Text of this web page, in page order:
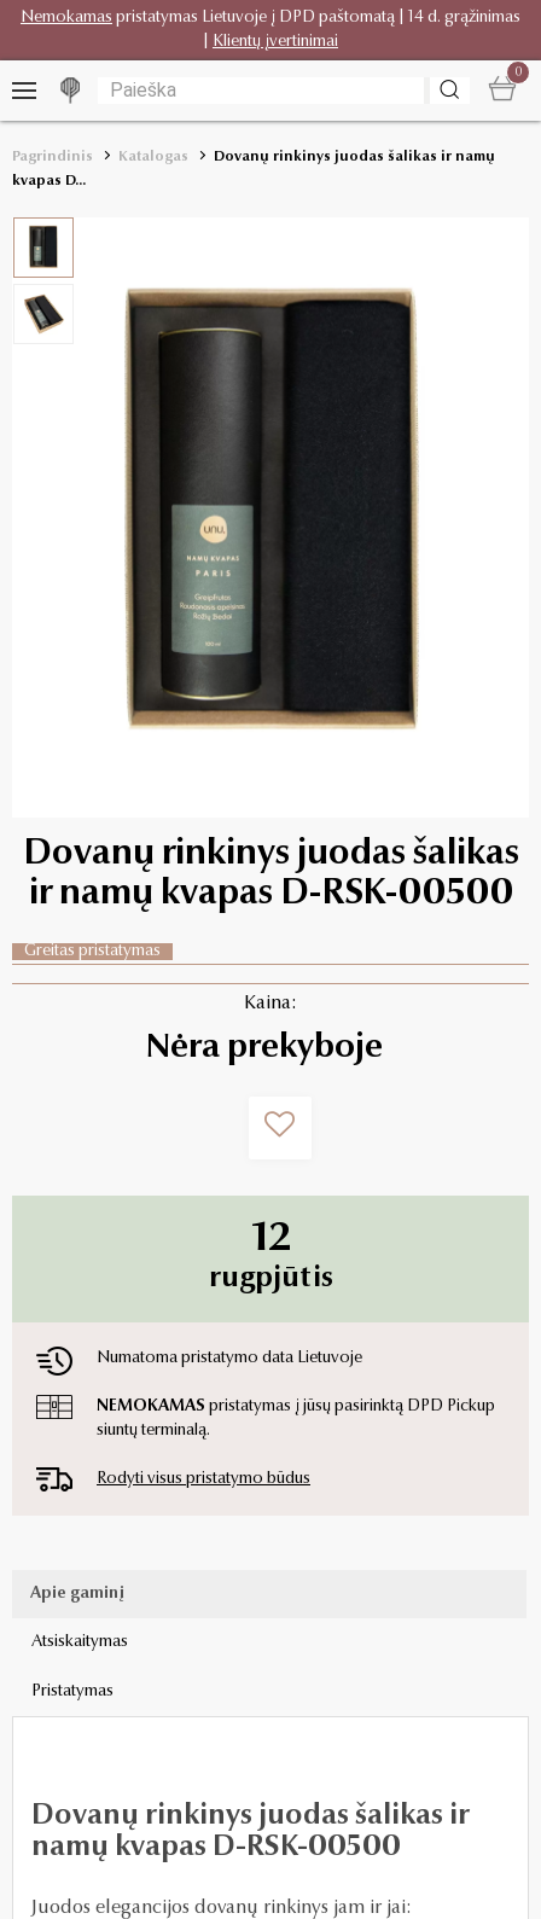
Nemokamas pristatymas Lietuvoje į DPD paštomatą | 14 d. grąžinimas
Klientų įvertinimai
0
Pagrindinis Katalogas
Dovanų rinkinys juodas šalikas ir namų
kvapas D...
Dovanų rinkinys juodas šalikas
ir namų kvapas D-RSK-00500
Greitas pristatymas
Kaina:
Nėra prekyboje
12
rugpjūtis
Numatoma pristatymo data Lietuvoje
NEMOKAMAS pristatymas į jūsų pasirinktą DPD Pickup
siuntų terminalą.
Rodyti visus pristatymo būdus
Apie gaminį
Atsiskaitymas
Pristatymas
Dovanų rinkinys juodas šalikas ir
namų kvapas D-RSK-00500
Juodos elegancijos dovanų rinkinys jam ir jai: